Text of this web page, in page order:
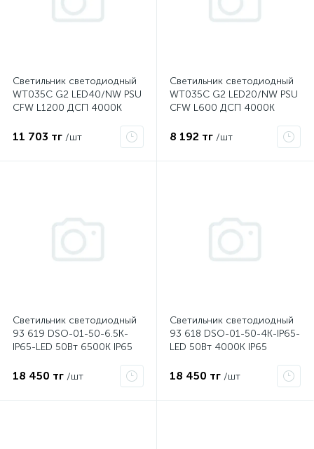
Светильник светодиодный
WT035C G2 LED40/NW PSU
CFW L1200 ДСП 4000К
11 703 тг /шт
Светильник светодиодный
WT035C G2 LED20/NW PSU
CFW L600 ДСП 4000К
8 192 тг /шт
Светильник светодиодный
93 619 DSO-01-50-6.5K-
IP65-LED 50Вт 6500К IP65
93619
18 450 тг /шт
Светильник светодиодный
93 618 DSO-01-50-4K-IP65-
LED 50Вт 4000К IP65
93618
18 450 тг /шт